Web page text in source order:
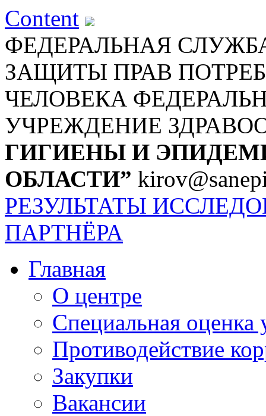
Content
ФЕДЕРАЛЬНАЯ
ЗАЩИТЫ ПРАВ
ЧЕЛОВЕКА
УЧРЕЖДЕНИЕ
ГИГИЕНЫ И
ОБЛАСТИ”
РЕЗУЛЬТАТЫ
ПАРТНЁРА
Главная
О центре
Специальная оценка
Противодействие
Закупки
Вакансии